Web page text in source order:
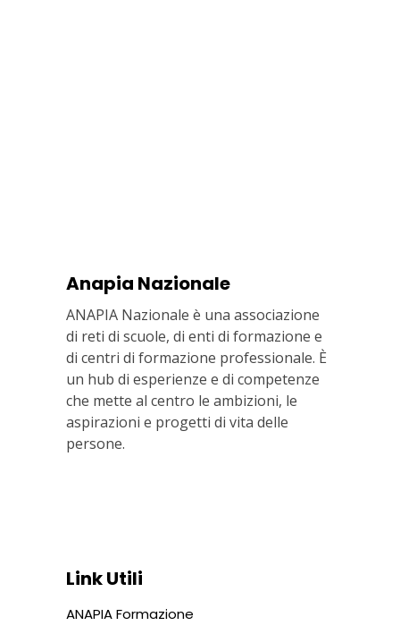
Anapia Nazionale
ANAPIA Nazionale è una associazione
di reti di scuole, di enti di formazione e
di centri di formazione professionale. È
un hub di esperienze e di competenze
che mette al centro le ambizioni, le
aspirazioni e progetti di vita delle
persone.
Link Utili
ANAPIA Formazione